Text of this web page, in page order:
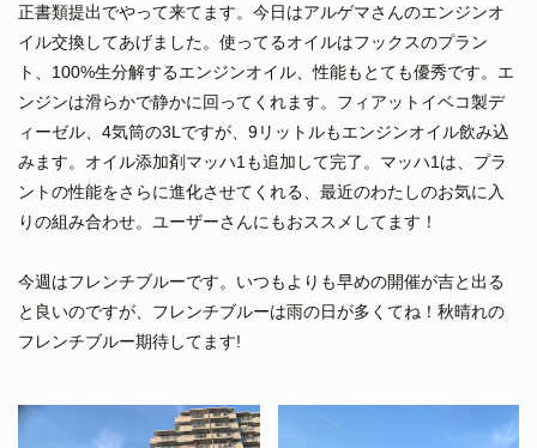
正書類提出でやって来てます。今日はアルゲマさんのエンジンオ
イル交換してあげました。使ってるオイルはフックスのプラン
ト、100%生分解するエンジンオイル、性能もとても優秀です。エ
ンジンは滑らかで静かに回ってくれます。フィアットイベコ製デ
ィーゼル、4気筒の3Lですが、9リットルもエンジンオイル飲み込
みます。オイル添加剤マッハ1も追加して完了。マッハ1は、プラ
ントの性能をさらに進化させてくれる、最近のわたしのお気に入
りの組み合わせ。ユーザーさんにもおススメしてます！
今週はフレンチブルーです。いつもよりも早めの開催が吉と出る
と良いのですが、フレンチブルーは雨の日が多くてね！秋晴れの
フレンチブルー期待してます!